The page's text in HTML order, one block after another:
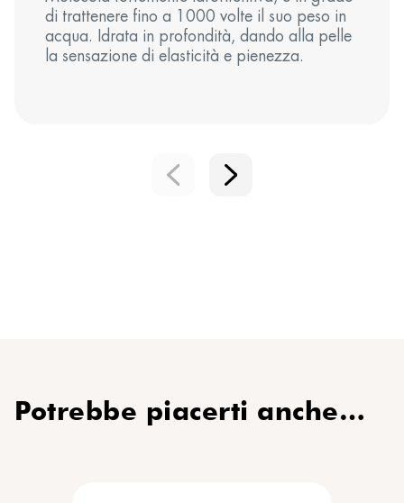
di trattenere fino a 1000 volte il suo peso in
acqua. Idrata in profondità, dando alla pelle
la sensazione di elasticità e pienezza.
Potrebbe piacerti anche…